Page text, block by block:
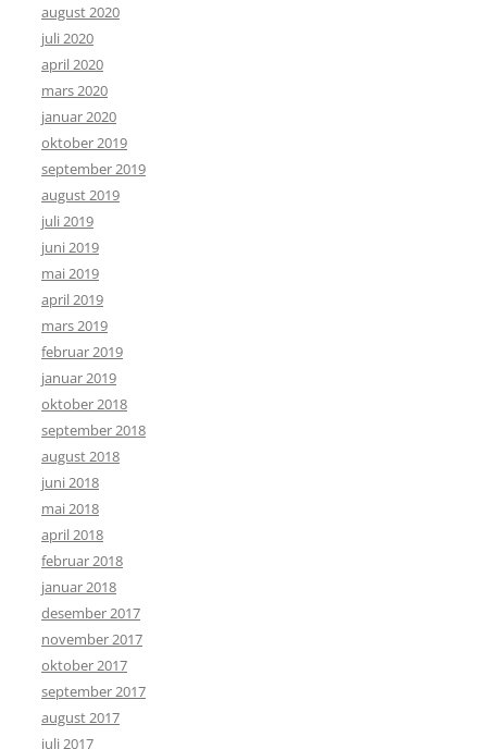
august 2020
juli 2020
april 2020
mars 2020
januar 2020
oktober 2019
september 2019
august 2019
juli 2019
juni 2019
mai 2019
april 2019
mars 2019
februar 2019
januar 2019
oktober 2018
september 2018
august 2018
juni 2018
mai 2018
april 2018
februar 2018
januar 2018
desember 2017
november 2017
oktober 2017
september 2017
august 2017
juli 2017